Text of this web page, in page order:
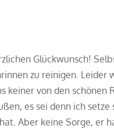
Glückwunsch!
zu reinigen. Leider
keiner von den schönen
es sei denn ich
Aber keine Sorge, er